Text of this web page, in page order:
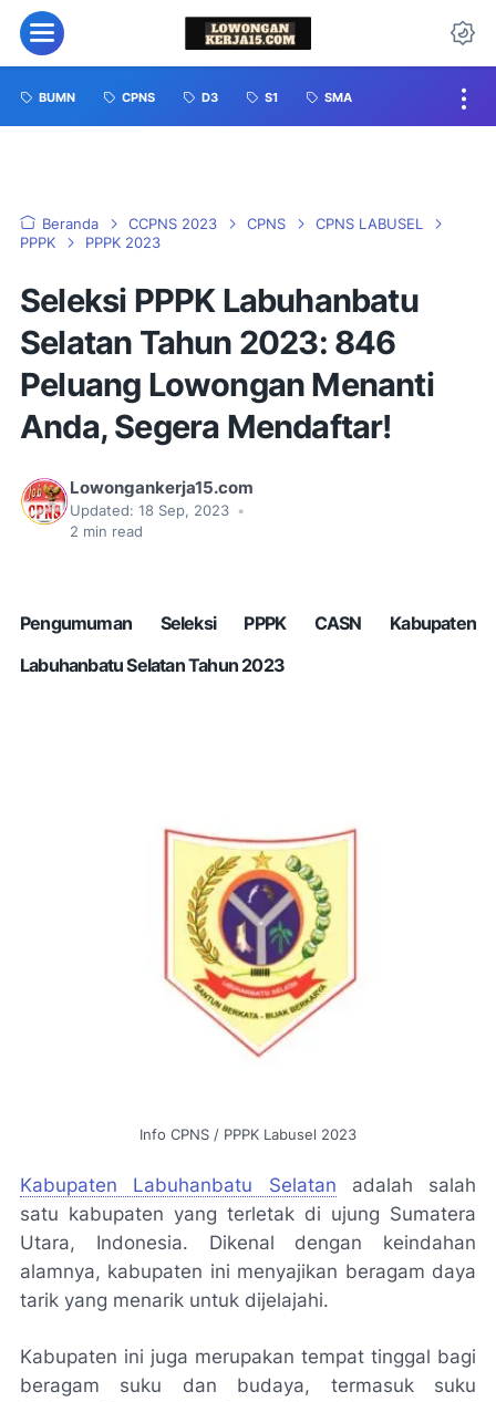
BUMN CPNS D3 S1 SMA
Beranda CCPNS 2023 CPNS
CPNS LABUSEL
PPPK
PPPK 2023
Seleksi PPPK Labuhanbatu
Selatan Tahun 2023: 846
Peluang Lowongan Menanti
Anda, Segera Mendaftar!
Lowongankerja15.com
Updated: 18 Sep, 2023 •
2 min read
Pengumuman Seleksi PPPK CASN Kabupaten
Labuhanbatu Selatan Tahun 2023
Info CPNS / PPPK Labusel 2023
Kabupaten Labuhanbatu Selatan adalah salah
satu kabupaten yang terletak di ujung Sumatera
Utara, Indonesia. Dikenal dengan keindahan
alamnya, kabupaten ini menyajikan beragam daya
tarik yang menarik untuk dijelajahi.
Kabupaten ini juga merupakan tempat tinggal bagi
beragam suku dan budaya, termasuk suku